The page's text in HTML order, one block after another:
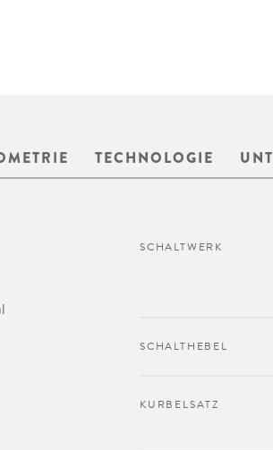
TECHNOLOGIE
SCHALTWERK
SCHALTHEBEL
KURBELSATZ